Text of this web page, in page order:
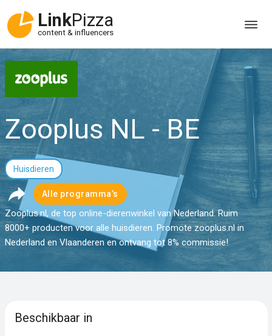
LinkPizza
content & influencers
Zooplus NL - BE
Huisdieren
Alle programma’s
Zooplus.nl, de top online-dierenwinkel van Nederland. Ruim
8000+ producten voor alle huisdieren. Promote zooplus.nl in
Nederland en Vlaanderen en ontvang tot 8% commissie!
Beschikbaar in